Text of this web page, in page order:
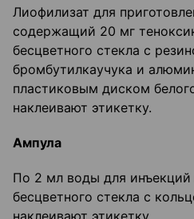
Лиофилизат для
содержащий 20 мг
бесцветного стекла с
бромбутилкаучука и
пластиковым диском
наклеивают этикетку.
Ампула
По 2 мл воды для инъекций
бесцветного стекла с